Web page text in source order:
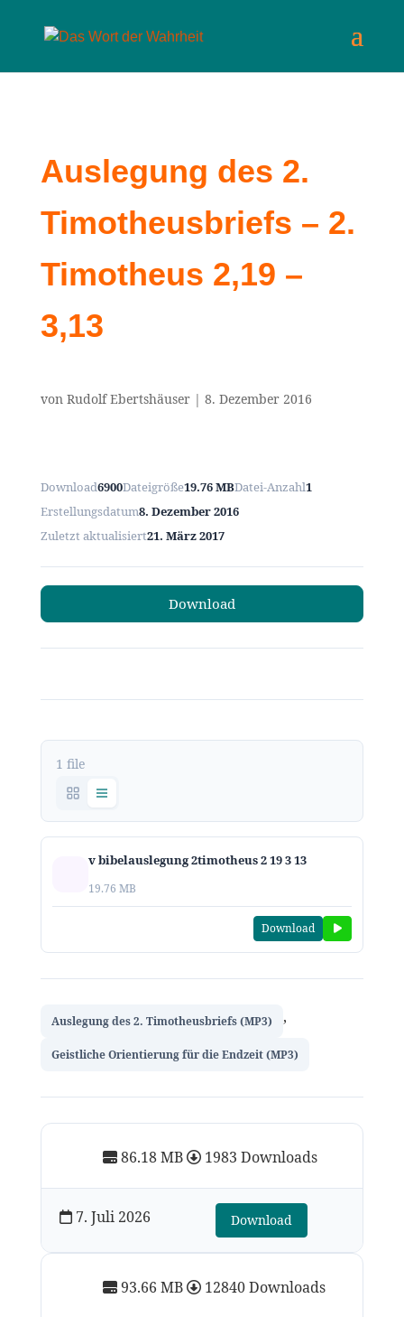
Auslegung des 2.
Timotheusbriefs – 2.
Timotheus 2,19 –
3,13
von Rudolf Ebertshäuser| 8. Dezember 2016
Download6900Dateigröße19.76 MBDatei-Anzahl1
Erstellungsdatum8. Dezember 2016
Zuletzt aktualisiert21. März 2017
Download
1 file
v bibelauslegung 2timotheus 2 19 3 13
19.76 MB
Download
Auslegung des 2. Timotheusbriefs (MP3) ,
Geistliche Orientierung für die Endzeit (MP3)
86.18 MB 1983 Downloads
7. Juli 2026 Download
93.66 MB 12840 Downloads